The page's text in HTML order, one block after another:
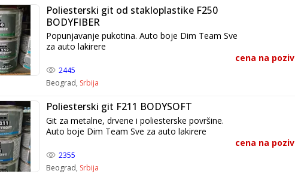
Poliesterski git od stakloplastike F250
BODYFIBER
Popunjavanje pukotina. Auto boje Dim Team Sve
za auto lakirere
cena na poziv
2445
Beograd, Srbija
Poliesterski git F211 BODYSOFT
Git za metalne, drvene i poliesterske površine.
Auto boje Dim Team Sve za auto lakirere
cena na poziv
2355
Beograd, Srbija